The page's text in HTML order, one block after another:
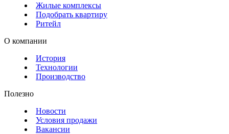
Жилые комплексы
Подобрать квартиру
Ритейл
О компании
История
Технологии
Производство
Полезно
Новости
Условия продажи
Вакансии